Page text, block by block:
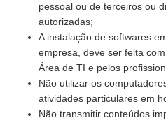
pessoal ou de terceiros ou
autorizadas;
A instalação de softwares
empresa, deve ser feita
Área de TI e pelos
Não utilizar os
atividades particulares em
Não transmitir conteúdos